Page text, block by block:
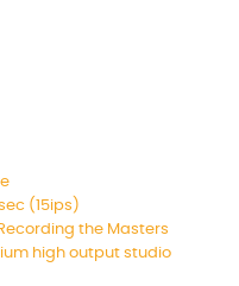
(15ips)
the Masters
high output studio